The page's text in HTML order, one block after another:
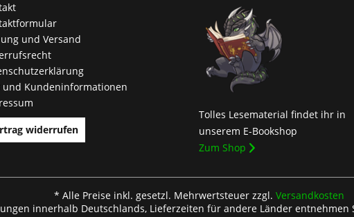
und Versand
und Kundeninformationen
widerrufen
Tolles Lesematerial findet ihr in
unserem E-Bookshop
Zum Shop
* Alle Preise inkl. gesetzl. Mehrwertsteuer zzgl. Versandkosten
innerhalb Deutschlands, Lieferzeiten für andere Länder entnehmen